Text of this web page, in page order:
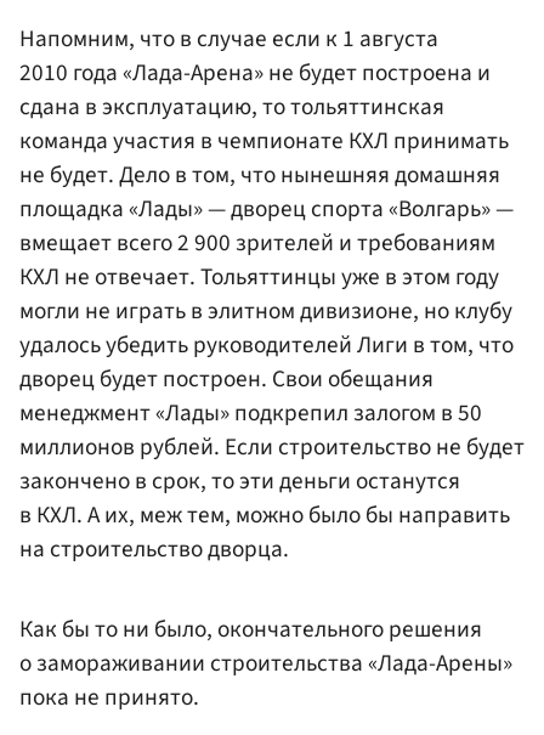
Напомним, что в случае если к 1 августа
2010 года «Лада-Арена» не будет построена и
сдана в эксплуатацию, то тольяттинская
команда участия в чемпионате КХЛ принимать
не будет. Дело в том, что нынешняя домашняя
площадка «Лады» — дворец спорта «Волгарь» —
вмещает всего 2 900 зрителей и требованиям
КХЛ не отвечает. Тольяттинцы уже в этом году
могли не играть в элитном дивизионе, но клубу
удалось убедить руководителей Лиги в том, что
дворец будет построен. Свои обещания
менеджмент «Лады» подкрепил залогом в 50
миллионов рублей. Если строительство не будет
закончено в срок, то эти деньги останутся
в КХЛ. А их, меж тем, можно было бы направить
на строительство дворца.
Как бы то ни было, окончательного решения
о замораживании строительства «Лада-Арены»
пока не принято.